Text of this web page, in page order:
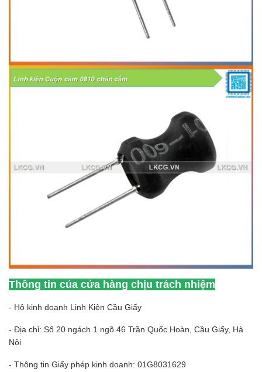
Thông tin của cửa hàng chịu trách nhiệm
- Hộ kinh doanh Linh Kiện Cầu Giấy
- Địa chỉ: Số 20 ngách 1 ngõ 46 Trần Quốc Hoàn, Cầu Giấy, Hà
Nội
- Thông tin Giấy phép kinh doanh: 01G8031629